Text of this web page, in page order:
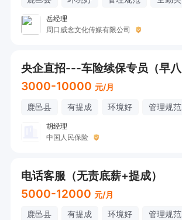
岳经理
周口威念文化传媒有限公司
3000-10000 元/月
鹿邑县 有提成 环境好 管理规范
胡经理
中国人民保险
电话客服（无责底薪+提成）
5000-12000 元/月
鹿邑县 有提成 环境好 管理规范